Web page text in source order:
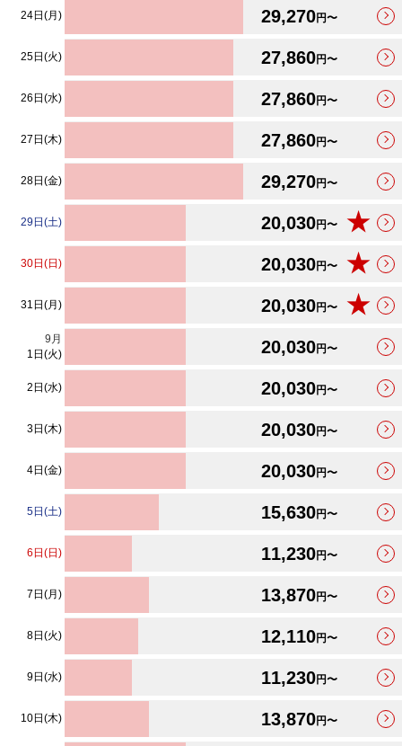
24日(月) 29,270円〜
25日(火) 27,860円〜
26日(水) 27,860円〜
27日(木) 27,860円〜
28日(金) 29,270円〜
29日(土) 20,030円〜 ★
30日(日) 20,030円〜 ★
31日(月) 20,030円〜 ★
9 月
1日(火)
20,030円〜
2日(水) 20,030円〜
3日(木) 20,030円〜
4日(金) 20,030円〜
5日(土) 15,630円〜
6日(日) 11,230円〜
7日(月) 13,870円〜
8日(火) 12,110円〜
9日(水) 11,230円〜
10日(木) 13,870円〜